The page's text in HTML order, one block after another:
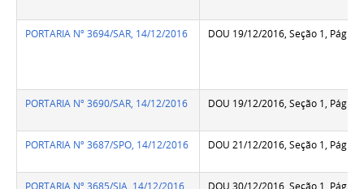
PORTARIA Nº 3694/SAR, 14/12/2016 DOU 19/12/2016, Seção 1,
PORTARIA Nº 3690/SAR, 14/12/2016 DOU 19/12/2016, Seção 1,
PORTARIA Nº 3687/SPO, 14/12/2016 DOU 21/12/2016, Seção 1,
PORTARIA Nº 3685/SIA, 14/12/2016 DOU 30/12/2016, Seção 1,